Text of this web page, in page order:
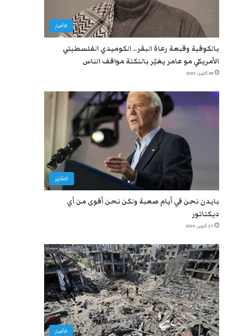
الأخبار
بالكوفية وقبعة رعاة البقر.. الكوميدي الفلسطيني
الأمريكي مو عامر يغيّر بالنكتة مواقف الناس
28 أكتوبر، 2025
التقارير
بايدن نحن في أيام صعبة ولكن نحن أقوى من أي
ديكتاتور
27 أكتوبر، 2025
الأخبار